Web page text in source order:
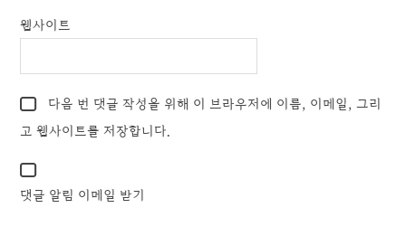
웹사이트
다음 번 댓글 작성을 위해 이 브라우저에 이름, 이메일, 그리
고 웹사이트를 저장합니다.
댓글 알림 이메일 받기